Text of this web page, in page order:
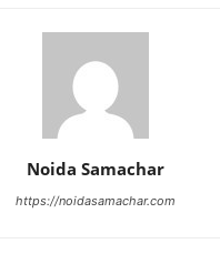
Noida Samachar
https://noidasamachar.com